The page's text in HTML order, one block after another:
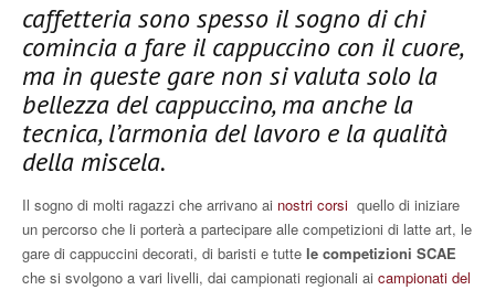
caffetteria sono spesso il sogno di chi
comincia a fare il cappuccino con il cuore,
ma in queste gare non si valuta solo la
bellezza del cappuccino, ma anche la
tecnica, l’armonia del lavoro e la qualità
della miscela.
Il sogno di molti ragazzi che arrivano ai nostri corsi quello di iniziare
un percorso che li porterà a partecipare alle competizioni di latte art, le
gare di cappuccini decorati, di baristi e tutte le competizioni SCAE
che si svolgono a vari livelli, dai campionati regionali ai campionati del